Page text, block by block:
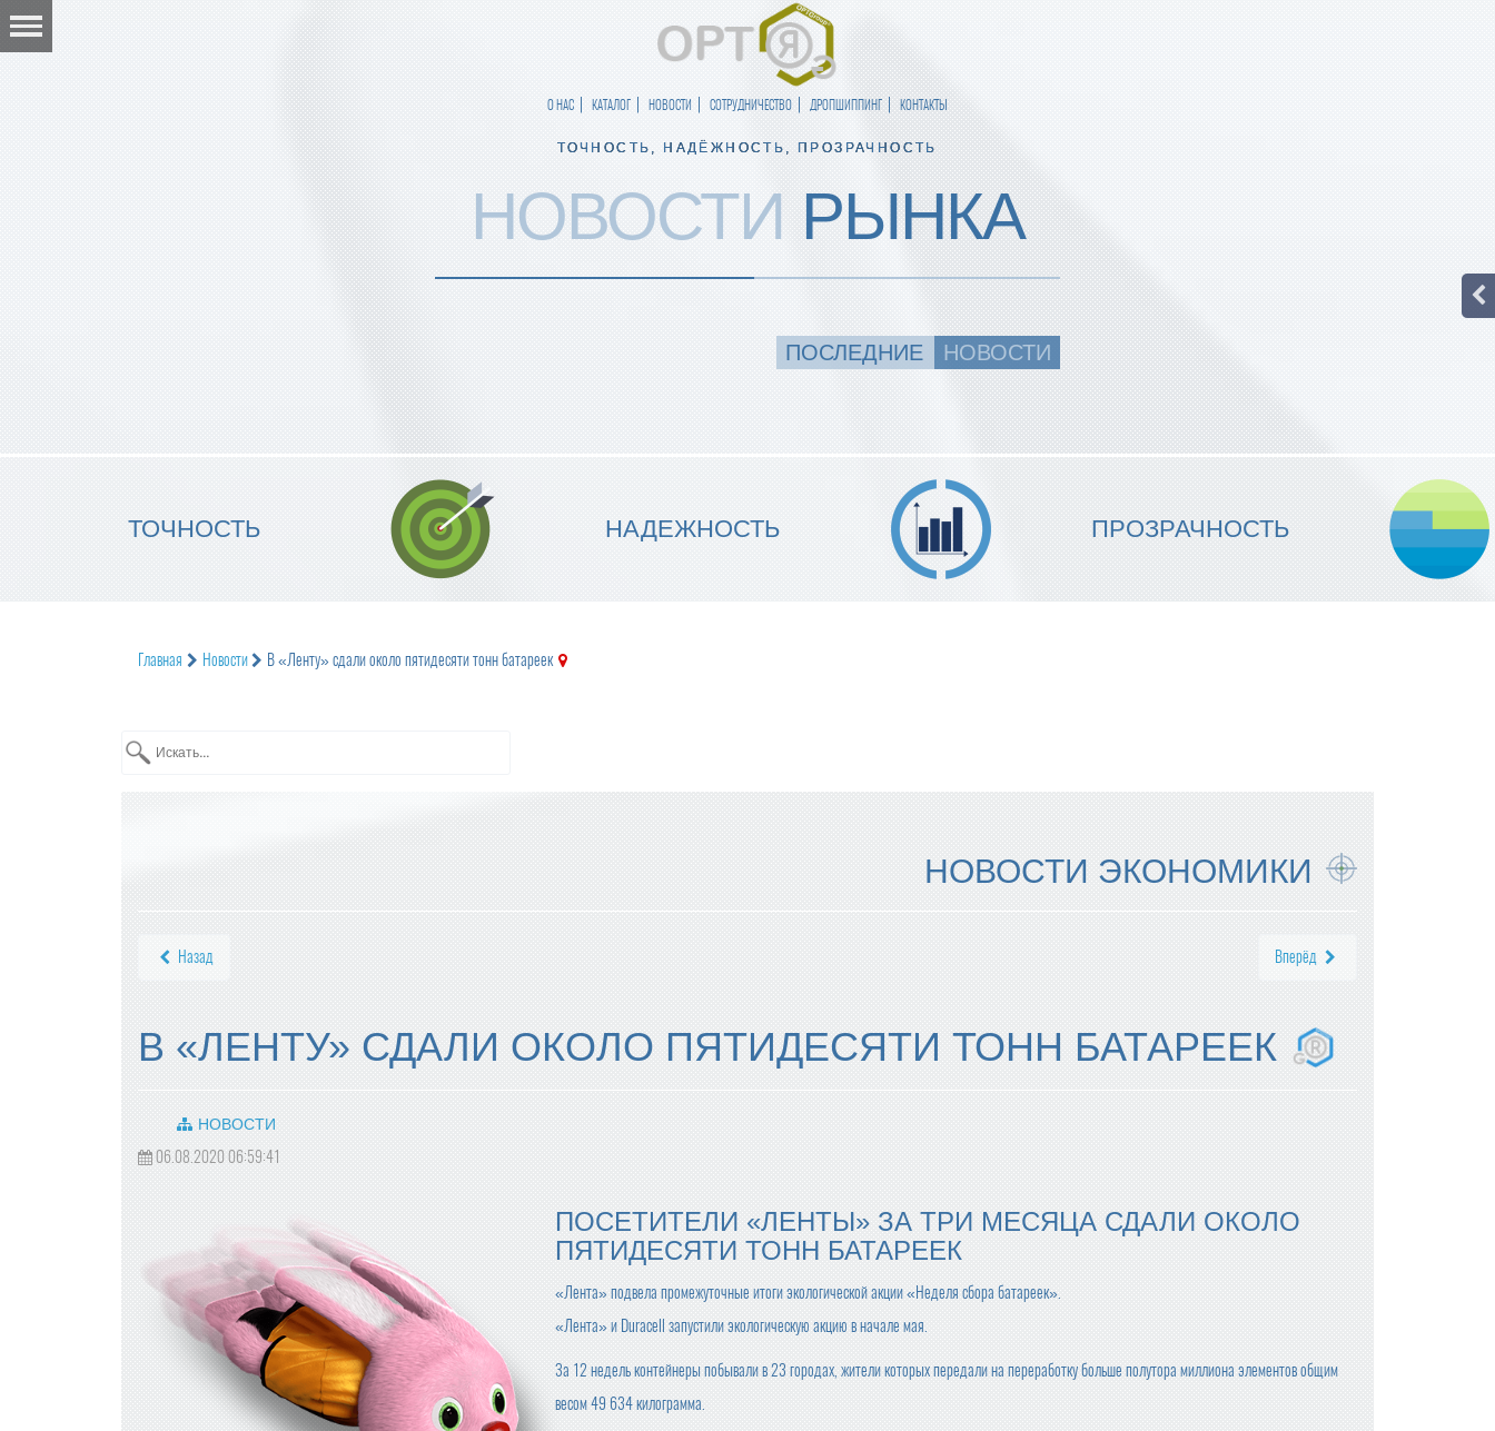
О НАС КАТАЛОГ НОВОСТИ СОТРУДНИЧЕСТВО ДРОПШИППИНГ КОНТАКТЫ
ТОЧНОСТЬ, НАДЁЖНОСТЬ, ПРОЗРАЧНОСТЬ
НОВОСТИ РЫНКА
ПОСЛЕДНИЕ НОВОСТИ
ТОЧНОСТЬ
МЫ ГАРАНТИРУЕМ ТОЧНОСТЬ
ИСПОЛНЕНИЯ
НАДЕЖНОСТЬ
МЫ ОБЕСПЕЧИВАЕМ
НАДЕЖНОСТЬ ИСПОЛНЕНИЯ
ПРОЗРАЧНОСТЬ
Главная Новости В «Ленту» сдали около пятидесяти тонн батареек
НОВОСТИ ЭКОНОМИКИ
Назад Вперёд
В «ЛЕНТУ» СДАЛИ ОКОЛО ПЯТИДЕСЯТИ ТОНН БАТАРЕЕК
НОВОСТИ
06.08.2020 06:59:41
ПОСЕТИТЕЛИ «ЛЕНТЫ» ЗА ТРИ МЕСЯЦА СДАЛИ ОКОЛО
ПЯТИДЕСЯТИ ТОНН БАТАРЕЕК
«Лента» подвела промежуточные итоги экологической акции «Неделя сбора батареек».
«Лента» и Duracell запустили экологическую акцию в начале мая.
За 12 недель контейнеры побывали в 23 городах, жители которых передали на переработку больше полутора миллиона элементов общим
весом 49 634 килограмма.